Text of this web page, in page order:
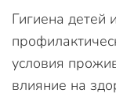
Гигиена детей
условия
влияние на